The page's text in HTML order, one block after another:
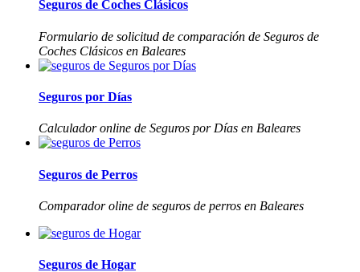
Seguros de Coches Clásicos
Formulario de solicitud de comparación de Seguros de
Coches Clásicos en Baleares
Seguros por Días
Calculador online de Seguros por Días en Baleares
Seguros de Perros
Comparador oline de seguros de perros en Baleares
Seguros de Hogar